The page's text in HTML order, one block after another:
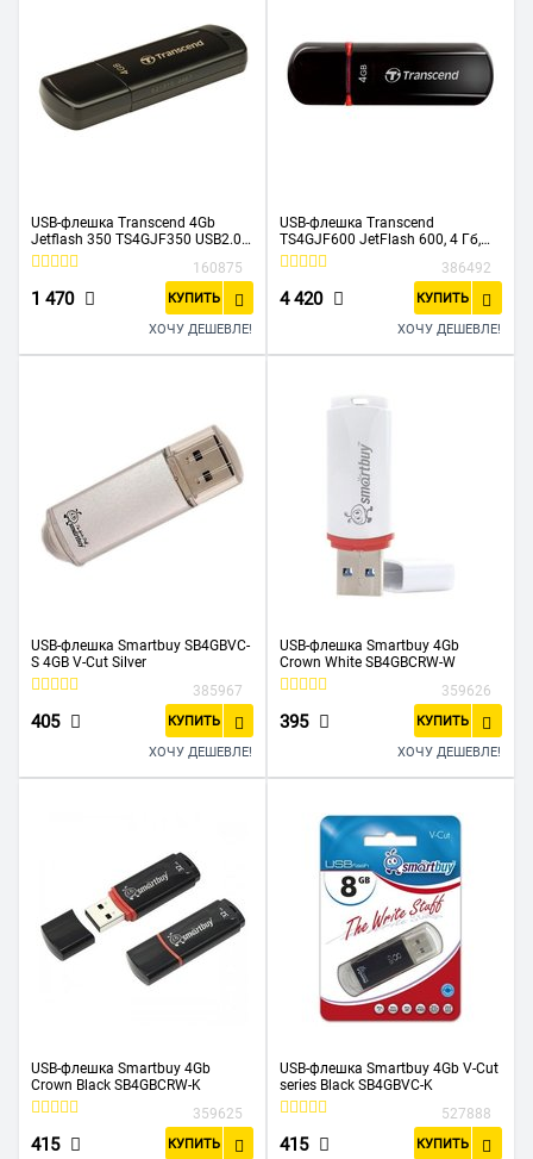
USB-флешка Transcend 4Gb
Jetflash 350 TS4GJF350 USB2.0
черный
160875
1 470 КУПИТЬ
ХОЧУ ДЕШЕВЛЕ!
USB-флешка Transcend
TS4GJF600 JetFlash 600, 4 Гб,
USB 2.0, MLC
386492
4 420 КУПИТЬ
ХОЧУ ДЕШЕВЛЕ!
USB-флешка Smartbuy SB4GBVC-
S 4GB V-Cut Silver
385967
405 КУПИТЬ
ХОЧУ ДЕШЕВЛЕ!
USB-флешка Smartbuy 4Gb
Crown White SB4GBCRW-W
359626
395 КУПИТЬ
ХОЧУ ДЕШЕВЛЕ!
USB-флешка Smartbuy 4Gb
Crown Black SB4GBCRW-K
359625
415 КУПИТЬ
USB-флешка Smartbuy 4Gb V-Cut
series Black SB4GBVC-K
527888
415 КУПИТЬ